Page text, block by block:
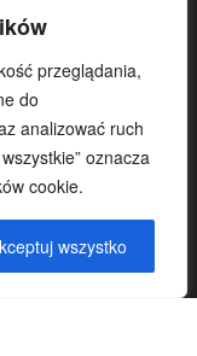
przeglądania,
do
analizować ruch
oznacza
cookie.
wszystko